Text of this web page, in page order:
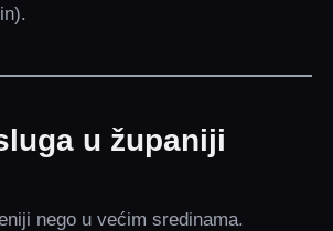
u županiji
nego u većim sredinama.